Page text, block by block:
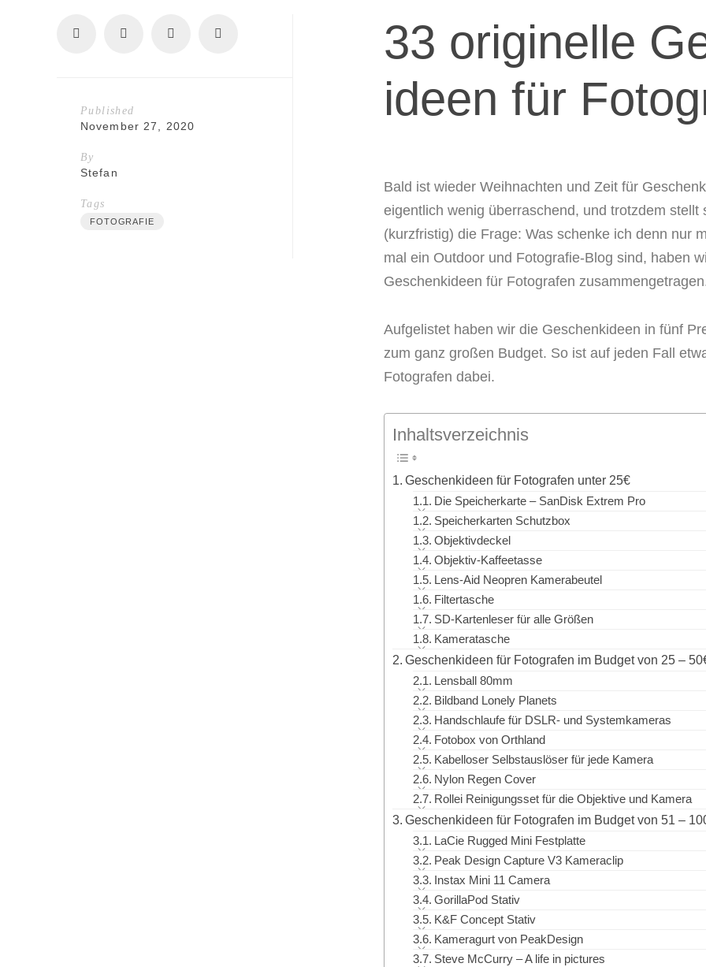
Published
November 27, 2020
By
Stefan
Tags
FOTOGRAFIE
33 originelle
ideen für
Bald ist wieder Weihnachten und Zeit für
eigentlich wenig überraschend, und trotzdem stellt
(kurzfristig) die Frage: Was schenke ich denn nur
mal ein Outdoor und Fotografie-Blog sind, haben
Geschenkideen für Fotografen
Aufgelistet haben wir die Geschenkideen in fünf
zum ganz großen Budget. So ist auf jeden Fall
Fotografen dabei.
Inhaltsverzeichnis
Geschenkideen für Fotografen unter 25€
Die Speicherkarte – SanDisk Extrem Pro
Speicherkarten Schutzbox
Objektivdeckel
Objektiv-Kaffeetasse
Lens-Aid Neopren Kamerabeutel
Filtertasche
SD-Kartenleser für alle Größen
Kameratasche
Geschenkideen für Fotografen im Budget von 25 –
Lensball 80mm
Bildband Lonely Planets
Handschlaufe für DSLR- und Systemkameras
Fotobox von Orthland
Kabelloser Selbstauslöser für jede Kamera
Nylon Regen Cover
Rollei Reinigungsset für die Objektive und Kamera
Geschenkideen für Fotografen im Budget von 51 –
LaCie Rugged Mini Festplatte
Peak Design Capture V3 Kameraclip
Instax Mini 11 Camera
GorillaPod Stativ
K&F Concept Stativ
Kameragurt von PeakDesign
Steve McCurry – A life in pictures